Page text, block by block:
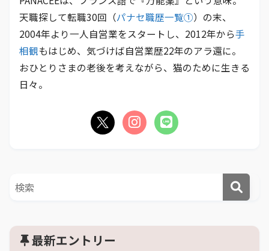
天職探して転職30回（パナセ職歴一覧①）の末、
2004年より一人自営業をスタートし、2012年から手
相観もはじめ、気づけば自営業歴22年のアラ還に。
おひとりさまの老後を考えながら、猫のために生きる
日々。
最新エントリー